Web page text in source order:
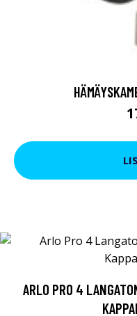
ARLO PRO 4